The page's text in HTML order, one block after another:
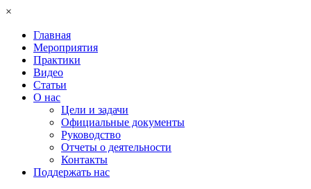
×
Главная
Мероприятия
Практики
Видео
Статьи
О нас
Цели и задачи
Официальные документы
Руководство
Отчеты о деятельности
Контакты
Поддержать нас